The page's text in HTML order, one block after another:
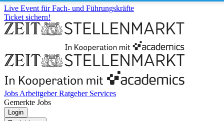
Live Event für Fach- und Führungskräfte
Ticket sichern!
Jobs ArbeitgeberRatgeber Services
Gemerkte Jobs
Login